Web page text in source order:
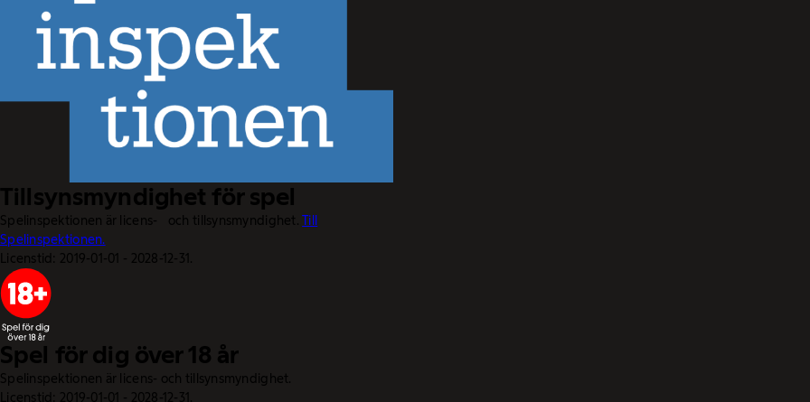
Tillsynsmyndighet för spel
Spelinspektionen är licens- och tillsynsmyndighet.Till
Spelinspektionen.
Licenstid: 2019-01-01 - 2028-12-31.
Spel för dig över 18 år
Spelinspektionen är licens- och tillsynsmyndighet.
Licenstid: 2019-01-01 - 2028-12-31.